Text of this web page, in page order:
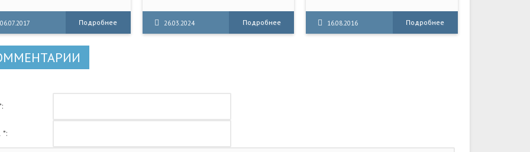
Подробнее
и оставляем вас играть.
26.03.2024 Подробнее
Quake и первая, не имеющая
16.08.2016 Подробнее
*: